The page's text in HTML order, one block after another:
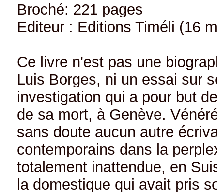
Broché: 221 pages
Editeur : Editions Timéli (16
Ce livre n'est pas une
Luis Borges, ni un essai sur
investigation qui a pour but
de sa mort, à Genève.
sans doute aucun autre
contemporains dans la
totalement inattendue, en
la domestique qui avait pris